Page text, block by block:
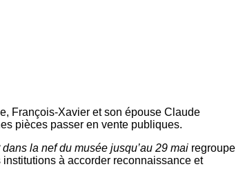
François-Xavier et son épouse Claude
pièces passer en vente publiques.
la nef du musée jusqu’au 29 mai regroupe
à accorder reconnaissance et